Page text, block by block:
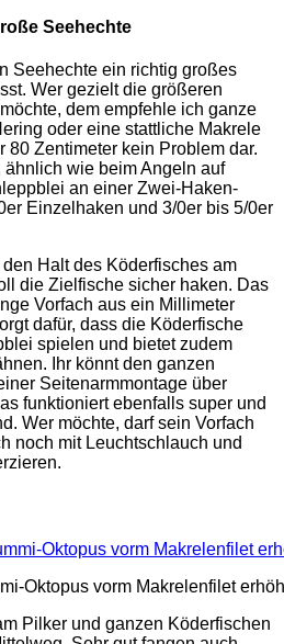
Seehechte
Seehechte ein richtig großes
Wer gezielt die größeren
dem empfehle ich ganze
oder eine stattliche Makrele
80 Zentimeter kein Problem dar.
wie beim Angeln auf
an einer Zwei-Haken-
Einzelhaken und 3/0er bis 5/0er
Halt des Köderfisches am
die Zielfische sicher haken. Das
Vorfach aus ein Millimeter
dafür, dass die Köderfische
spielen und bietet zudem
Ihr könnt den ganzen
Seitenarmmontage über
funktioniert ebenfalls super und
Wer möchte, darf sein Vorfach
noch mit Leuchtschlauch und
Oktopus vorm Makrelenfilet
Pilker und ganzen Köderfischen